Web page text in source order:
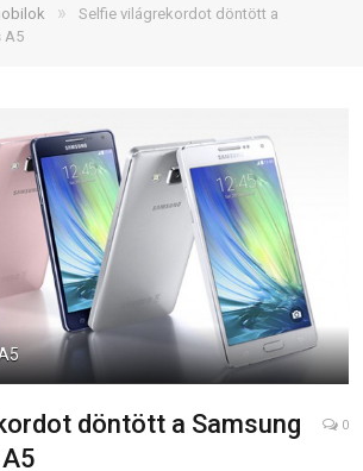
»
Selfie világrekordot döntött a
A5
döntött a Samsung
0